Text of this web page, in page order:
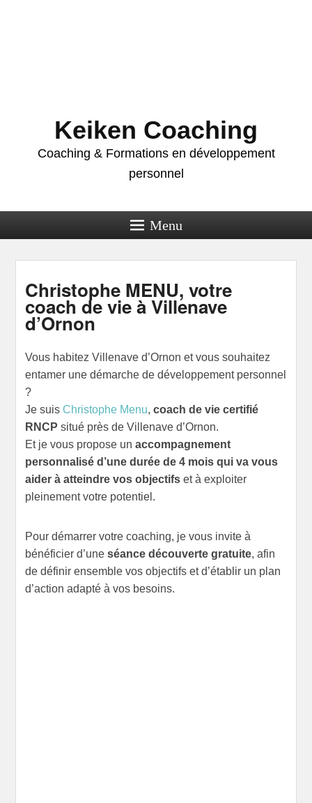
Keiken Coaching
Coaching & Formations en développement
personnel
Menu
Christophe MENU, votre
coach de vie à Villenave
d’Ornon
Vous habitez Villenave d’Ornon et vous souhaitez
entamer une démarche de développement personnel
?
Je suis Christophe Menu, coach de vie certifié
RNCP situé près de Villenave d’Ornon.
Et je vous propose un accompagnement
personnalisé d’une durée de 4 mois qui va vous
aider à atteindre vos objectifset à exploiter
pleinement votre potentiel.
Pour démarrer votre coaching, je vous invite à
bénéficier d’une séance découverte gratuite, afin
de définir ensemble vos objectifs et d’établir un plan
d’action adapté à vos besoins.